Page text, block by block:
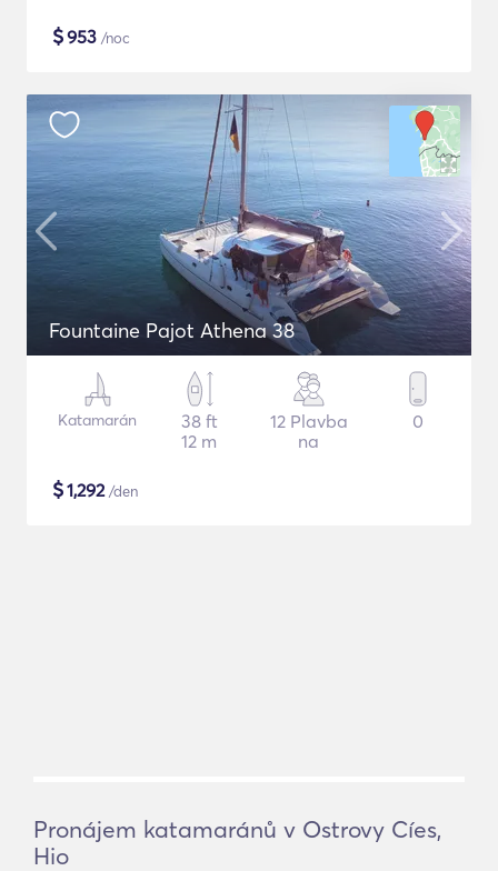
$953 /noc
Fountaine Pajot Athena 38
Katamarán
38 ft
12 m
12 Plavba
na
0
$1,292/den
Pronájem katamaránů v Ostrovy Cíes,
Hio